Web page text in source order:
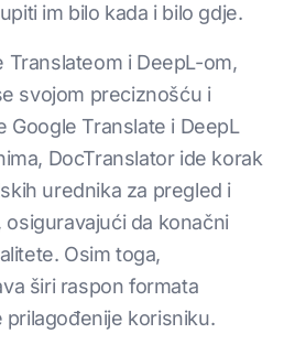
im bilo kada i bilo gdje.
Translateom i DeepL-om,
svojom preciznošću i
Google Translate i DeepL
DocTranslator ide korak
urednika za pregled i
osiguravajući da konačni
Osim toga,
širi raspon formata
prilagođenije korisniku.